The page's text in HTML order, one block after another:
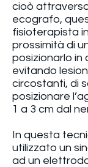
cioò
ecografo,
fisioterapista
prossimità di
posizionarlo in
evitando
circostanti, di
posizionare
1 a 3 cm dal
In questa
utilizzato un
ad un